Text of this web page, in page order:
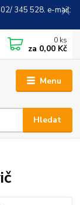
345 528. e-mail:
Menu
Hledat
0 ks
za 0,00 Kč